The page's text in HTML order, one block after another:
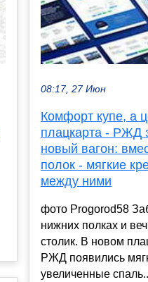
08:17, 27 Июн
Комфорт купе, а
плацкарта - РЖД
новый вагон:
полок - мягкие
между ними
фото Progorod58
нижних полках и
столик. В новом
РЖД появились
увеличенные